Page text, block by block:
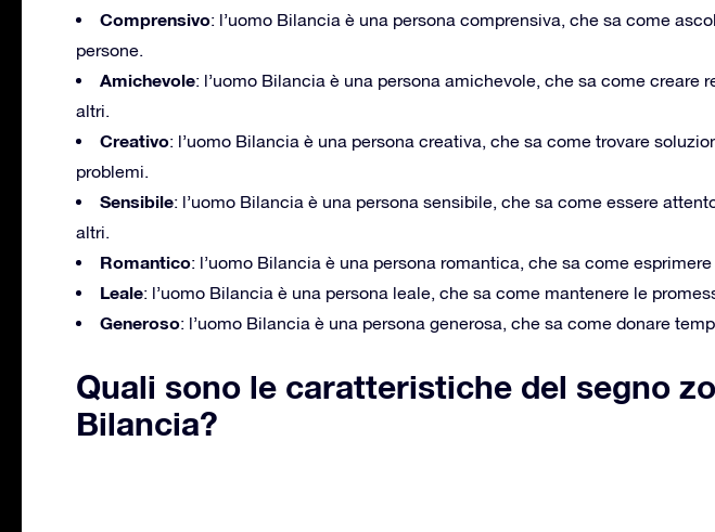
Comprensivo: l’uomo Bilancia è una persona comprensiva, che sa come
persone.
Amichevole: l’uomo Bilancia è una persona amichevole, che sa come creare
altri.
Creativo: l’uomo Bilancia è una persona creativa, che sa come trovare
problemi.
Sensibile: l’uomo Bilancia è una persona sensibile, che sa come essere
altri.
Romantico: l’uomo Bilancia è una persona romantica, che sa come
Leale: l’uomo Bilancia è una persona leale, che sa come mantenere le
Generoso: l’uomo Bilancia è una persona generosa, che sa come donare
Quali sono le caratteristiche del segno
Bilancia?